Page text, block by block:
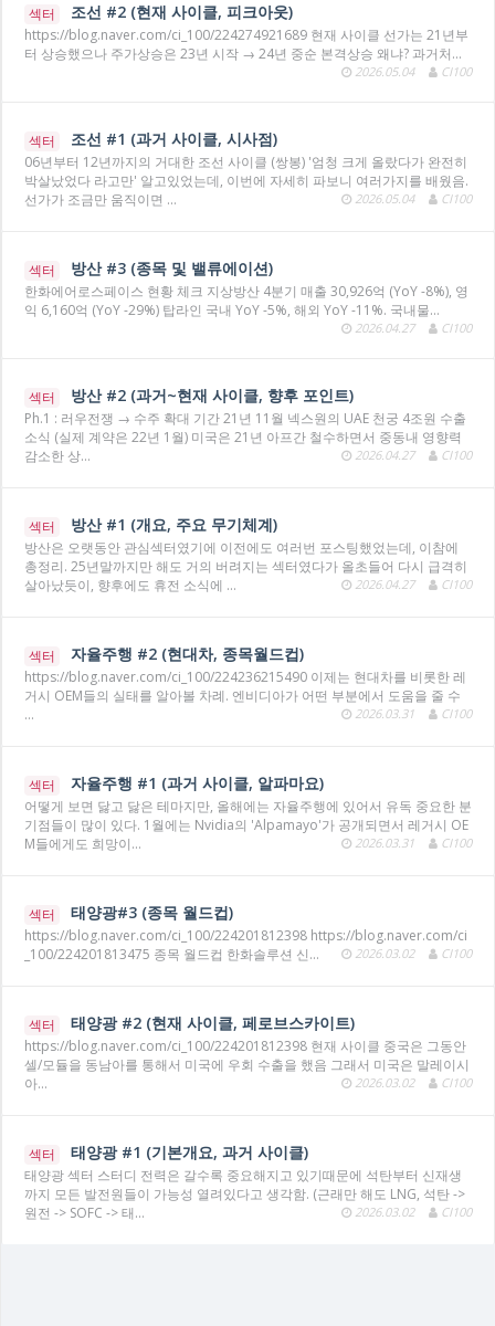
섹터 조선 #2 (현재 사이클, 피크아웃)
https://blog.naver.com/ci_100/224274921689 현재 사이클 선가는 21년부
터 상승했으나 주가상승은 23년 시작 → 24년 중순 본격상승 왜냐? 과거처…
2026.05.04 CI100
섹터 조선 #1 (과거 사이클, 시사점)
06년부터 12년까지의 거대한 조선 사이클 (쌍봉) '엄청 크게 올랐다가 완전히
박살났었다 라고만' 알고있었는데, 이번에 자세히 파보니 여러가지를 배웠음.
선가가 조금만 움직이면 …
2026.05.04 CI100
섹터 방산 #3 (종목 및 밸류에이션)
한화에어로스페이스 현황 체크 지상방산 4분기 매출 30,926억 (YoY -8%), 영
익 6,160억 (YoY -29%) 탑라인 국내 YoY -5%, 해외 YoY -11%. 국내물…
2026.04.27 CI100
섹터 방산 #2 (과거~현재 사이클, 향후 포인트)
Ph.1 : 러우전쟁 → 수주 확대 기간 21년 11월 넥스원의 UAE 천궁 4조원 수출
소식 (실제 계약은 22년 1월) 미국은 21년 아프간 철수하면서 중동내 영향력
감소한 상…
2026.04.27 CI100
섹터 방산 #1 (개요, 주요 무기체계)
방산은 오랫동안 관심섹터였기에 이전에도 여러번 포스팅했었는데, 이참에
총정리. 25년말까지만 해도 거의 버려지는 섹터였다가 올초들어 다시 급격히
살아났듯이, 향후에도 휴전 소식에 …
2026.04.27 CI100
섹터 자율주행 #2 (현대차, 종목월드컵)
https://blog.naver.com/ci_100/224236215490 이제는 현대차를 비롯한 레
거시 OEM들의 실태를 알아볼 차례. 엔비디아가 어떤 부분에서 도움을 줄 수
…
2026.03.31 CI100
섹터 자율주행 #1 (과거 사이클, 알파마요)
어떻게 보면 닳고 닳은 테마지만, 올해에는 자율주행에 있어서 유독 중요한 분
기점들이 많이 있다. 1월에는 Nvidia의 'Alpamayo'가 공개되면서 레거시 OE
M들에게도 희망이…
2026.03.31 CI100
섹터 태양광#3 (종목 월드컵)
https://blog.naver.com/ci_100/224201812398 https://blog.naver.com/ci
_100/224201813475 종목 월드컵 한화솔루션 신…
2026.03.02 CI100
섹터 태양광 #2 (현재 사이클, 페로브스카이트)
https://blog.naver.com/ci_100/224201812398 현재 사이클 중국은 그동안
셀/모듈을 동남아를 통해서 미국에 우회 수출을 했음 그래서 미국은 말레이시
아…
2026.03.02 CI100
섹터 태양광 #1 (기본개요, 과거 사이클)
태양광 섹터 스터디 전력은 갈수록 중요해지고 있기때문에 석탄부터 신재생
까지 모든 발전원들이 가능성 열려있다고 생각함. (근래만 해도 LNG, 석탄 ->
원전 -> SOFC -> 태…
2026.03.02 CI100